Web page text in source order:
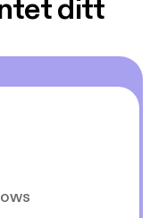
ditt